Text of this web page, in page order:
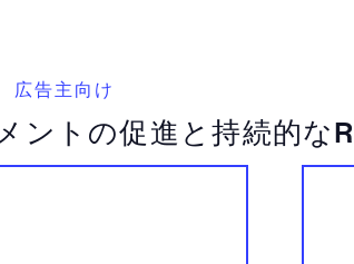
広告主向け
ントの促進と持続的な